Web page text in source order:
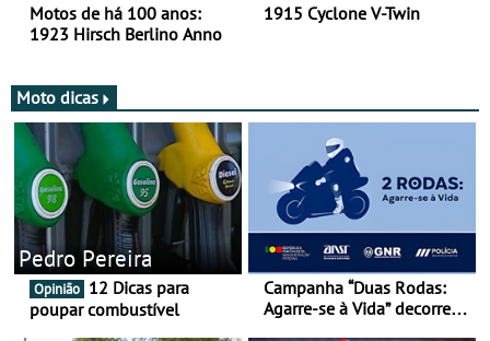
Motos de há 100 anos:
1923 Hirsch Berlino Anno
1915 Cyclone V-Twin
Moto dicas
Pedro Pereira
Opinião
poupar combustível
Campanha “Duas Rodas:
Agarre-se à Vida” decorre